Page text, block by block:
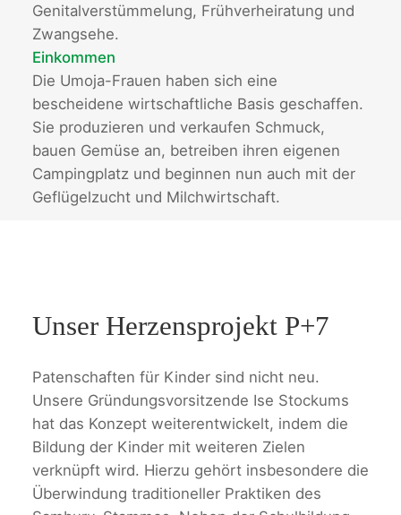
Genitalverstümmelung, Frühverheiratung und
Zwangsehe.
Einkommen
Die Umoja-Frauen haben sich eine
bescheidene wirtschaftliche Basis geschaffen.
Sie produzieren und verkaufen Schmuck,
bauen Gemüse an, betreiben ihren eigenen
Campingplatz und beginnen nun auch mit der
Geflügelzucht und Milchwirtschaft.
Unser Herzensprojekt P+7
Patenschaften für Kinder sind nicht neu.
Unsere Gründungsvorsitzende Ise Stockums
hat das Konzept weiterentwickelt, indem die
Bildung der Kinder mit weiteren Zielen
verknüpft wird. Hierzu gehört insbesondere die
Überwindung traditioneller Praktiken des